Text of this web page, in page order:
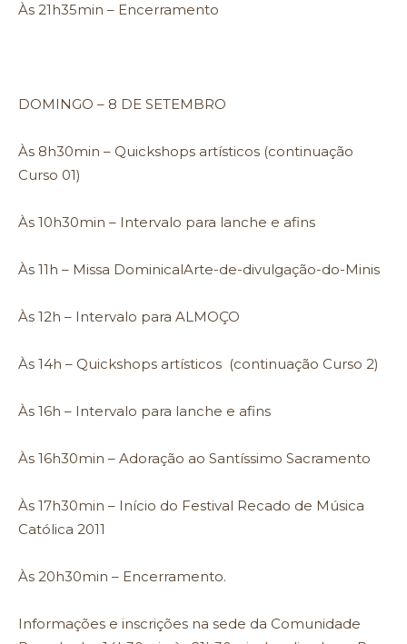
Às 21h35min – Encerramento
DOMINGO – 8 DE SETEMBRO
Às 8h30min – Quickshops artísticos (continuação
Curso 01)
Às 10h30min – Intervalo para lanche e afins
Às 11h – Missa DominicalArte-de-divulgação-do-Minis
Às 12h – Intervalo para ALMOÇO
Às 14h – Quickshops artísticos (continuação Curso 2)
Às 16h – Intervalo para lanche e afins
Às 16h30min – Adoração ao Santíssimo Sacramento
Às 17h30min – Início do Festival Recado de Música
Católica 2011
Às 20h30min – Encerramento.
Informações e inscrições na sede da Comunidade